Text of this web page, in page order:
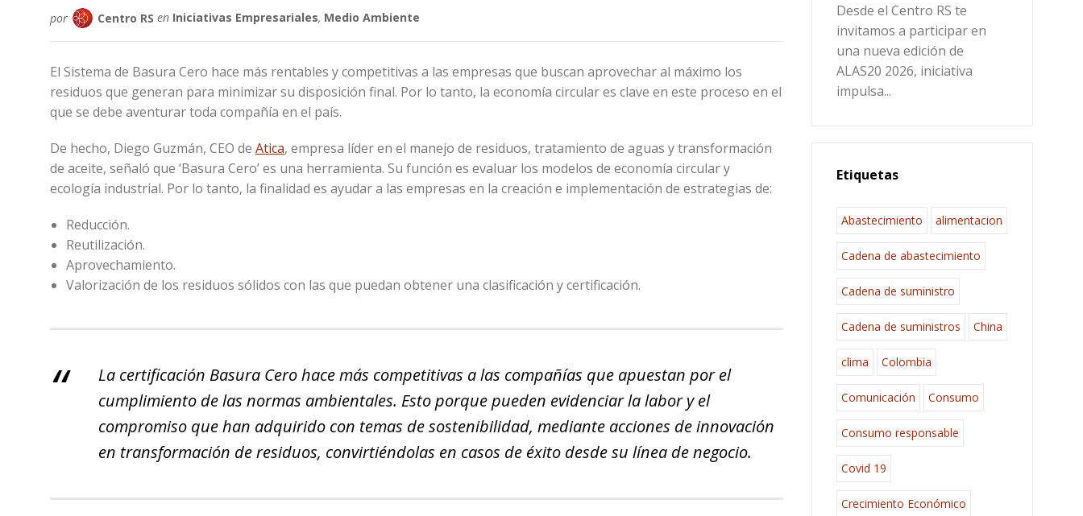
por Centro RS en Iniciativas Empresariales, Medio Ambiente
El Sistema de Basura Cero hace más rentables y competitivas a las empresas que buscan aprovechar al máximo los
residuos que generan para minimizar su disposición final. Por lo tanto, la economía circular es clave en este proceso en el
que se debe aventurar toda compañía en el país.
De hecho, Diego Guzmán, CEO de Atica, empresa líder en el manejo de residuos, tratamiento de aguas y transformación
de aceite, señaló que ‘Basura Cero’ es una herramienta. Su función es evaluar los modelos de economía circular y
ecología industrial. Por lo tanto, la finalidad es ayudar a las empresas en la creación e implementación de estrategias de:
Reducción.
Reutilización.
Aprovechamiento.
Valorización de los residuos sólidos con las que puedan obtener una clasificación y certificación.
La certificación Basura Cero hace más competitivas a las compañías que apuestan por el
cumplimiento de las normas ambientales. Esto porque pueden evidenciar la labor y el
compromiso que han adquirido con temas de sostenibilidad, mediante acciones de innovación
en transformación de residuos, convirtiéndolas en casos de éxito desde su línea de negocio.
Desde el Centro RS te
invitamos a participar en
una nueva edición de
ALAS20 2026, iniciativa
impulsa...
Etiquetas
Abastecimiento alimentacion
Cadena de abastecimiento
Cadena de suministro
Cadena de suministros China
clima Colombia
Comunicación Consumo
Consumo responsable
Covid 19
Crecimiento Económico